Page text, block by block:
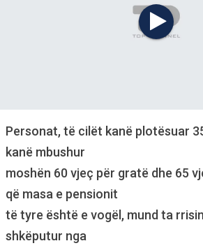
Personat, të cilët kanë plotësuar
kanë mbushur
moshën 60 vjeç për gratë dhe 65
që masa e pensionit
të tyre është e vogël, mund ta
shkëputur nga